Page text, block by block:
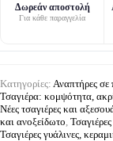
Δωρεάν αποστολή
Για κάθε παραγγελία
Κατηγορίες: Αναπτήρες
Τσαγιέρα: κομψότητα,
Νέες τσαγιέρες και
και ανοξείδωτο
Τσαγιέρες γυάλινες,